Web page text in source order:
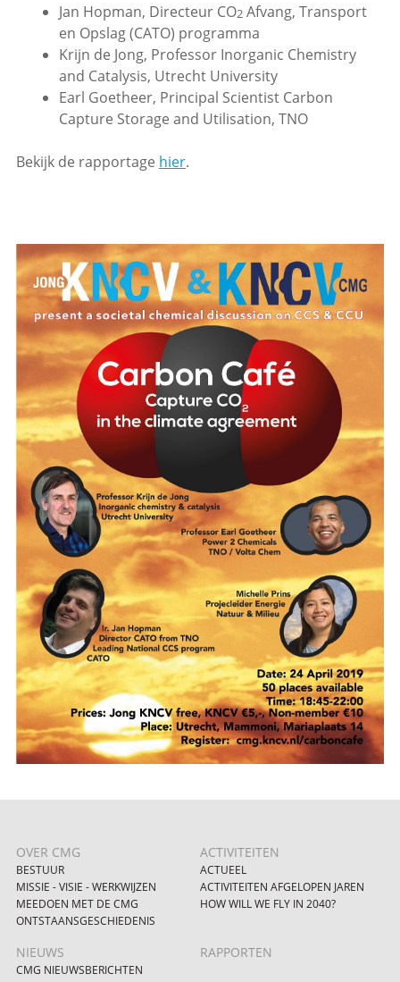
Jan Hopman, Directeur CO2Afvang, Transport
en Opslag (CATO) programma
Krijn de Jong, Professor Inorganic Chemistry
and Catalysis, Utrecht University
Earl Goetheer, Principal Scientist Carbon
Capture Storage and Utilisation, TNO
Bekijk de rapportage hier.
OVER CMG
BESTUUR
MISSIE - VISIE - WERKWIJZEN
MEEDOEN MET DE CMG
ONTSTAANSGESCHIEDENIS
ACTIVITEITEN
ACTUEEL
ACTIVITEITEN AFGELOPEN JAREN
HOW WILL WE FLY IN 2040?
NIEUWS
CMG NIEUWSBERICHTEN
RAPPORTEN